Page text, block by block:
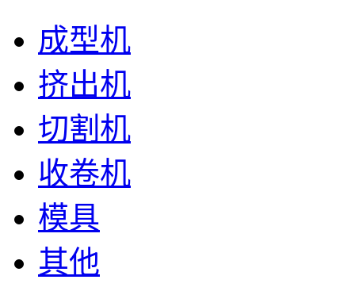
成型机
挤出机
切割机
收卷机
模具
其他